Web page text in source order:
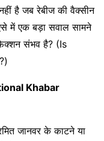
है जब रेबीज की वैक्सीन
में एक बड़ा सवाल सामने
संभव है? (Is
Khabar
जानवर के काटने या